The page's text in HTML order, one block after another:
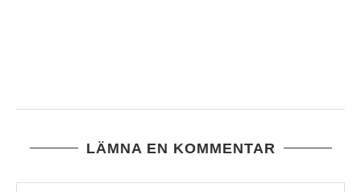
LÄMNA EN KOMMENTAR